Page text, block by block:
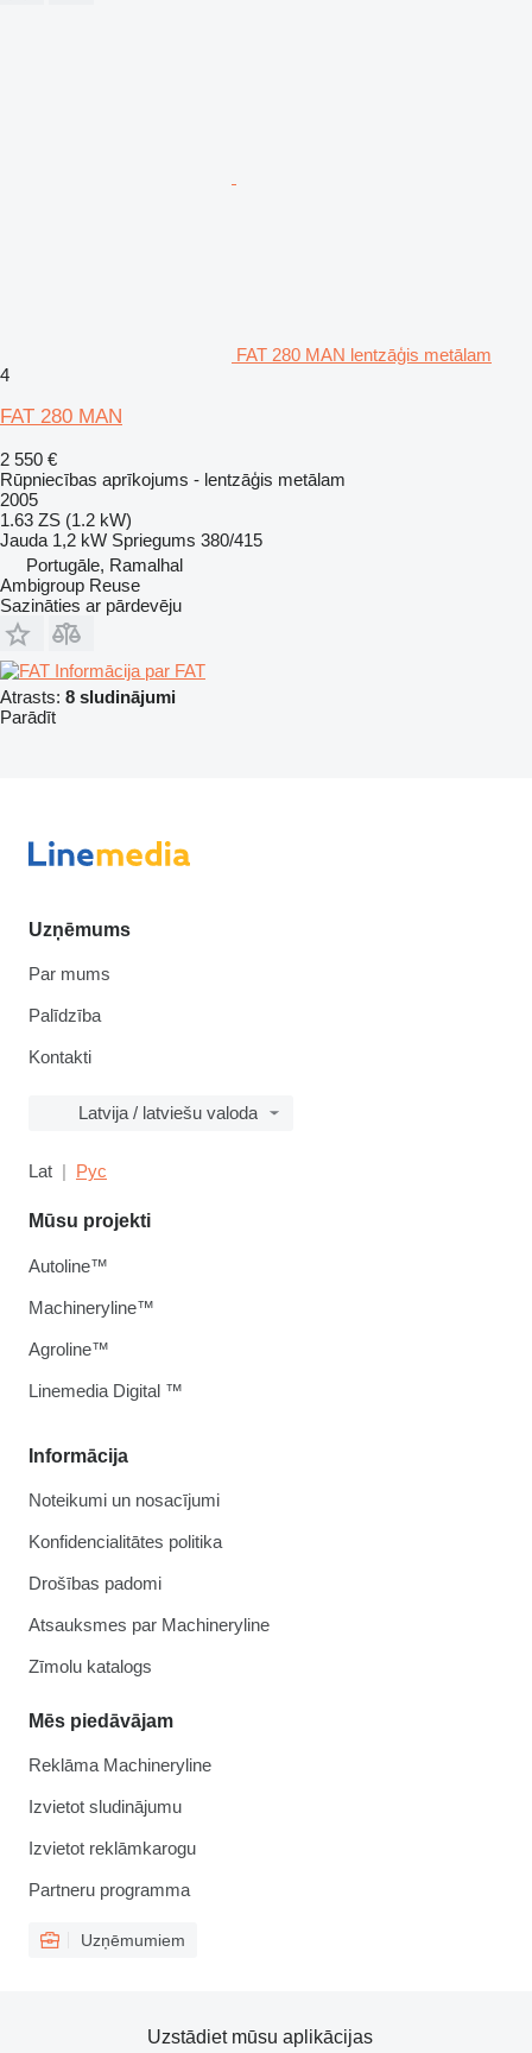
FAT 280 MAN lentzāģis metālam
4
FAT 280 MAN
2 550 €
Rūpniecības aprīkojums - lentzāģis metālam
2005
1.63 ZS (1.2 kW)
Jauda 1,2 kW Spriegums 380/415
Portugāle, Ramalhal
Ambigroup Reuse
Sazināties ar pārdevēju
Informācija par FAT
Atrasts: 8 sludinājumi
Parādīt
Uzņēmums
Par mums
Palīdzība
Kontakti
Latvija / latviešu valoda
Lat Рус
Informācija
Noteikumi un nosacījumi
Konfidencialitātes politika
Drošības padomi
Atsauksmes par Machineryline
Zīmolu katalogs
Mēs piedāvājam
Reklāma Machineryline
Izvietot sludinājumu
Izvietot reklāmkarogu
Partneru programma
Uzņēmumiem
Mūsu projekti
Autoline™
Machineryline™
Agroline™
Linemedia Digital ™
Uzstādiet mūsu aplikācijas